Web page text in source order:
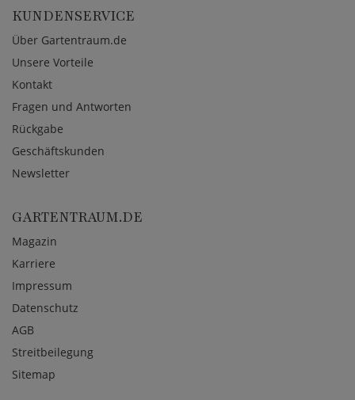
KUNDENSERVICE
Über Gartentraum.de
Unsere Vorteile
Kontakt
Fragen und Antworten
Rückgabe
Geschäftskunden
Newsletter
GARTENTRAUM.DE
Magazin
Karriere
Impressum
Datenschutz
AGB
Streitbeilegung
Sitemap